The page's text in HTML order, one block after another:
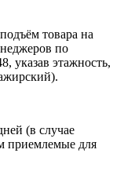
товара на
по
указав этажность,
(в случае
приемлемые для